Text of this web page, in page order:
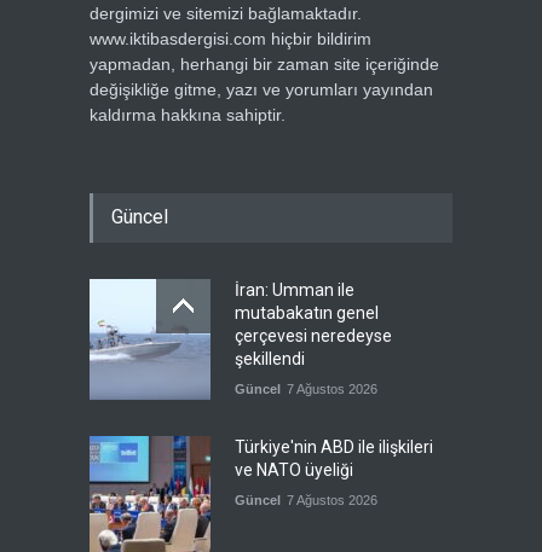
dergimizi ve sitemizi bağlamaktadır.
www.iktibasdergisi.com hiçbir bildirim
yapmadan, herhangi bir zaman site içeriğinde
değişikliğe gitme, yazı ve yorumları yayından
kaldırma hakkına sahiptir.
Güncel
İran: Umman ile
mutabakatın genel
çerçevesi neredeyse
şekillendi
Güncel 7 Ağustos 2026
Türkiye'nin ABD ile ilişkileri
ve NATO üyeliği
Güncel 7 Ağustos 2026